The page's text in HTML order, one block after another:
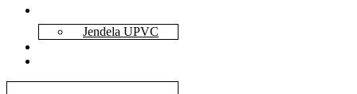
Jendela UPVC